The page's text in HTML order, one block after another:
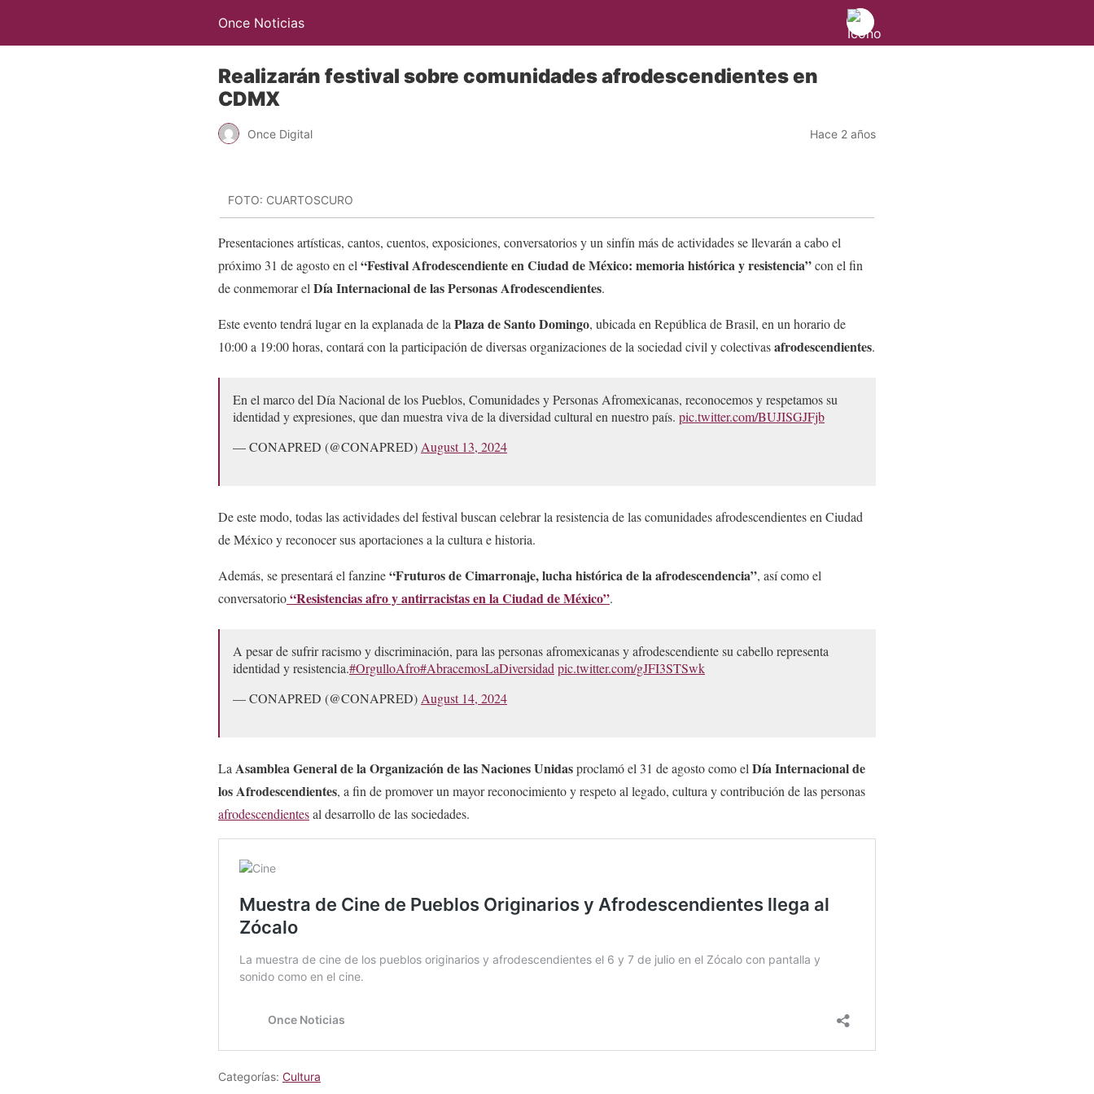
Once Noticias
Realizarán festival sobre comunidades afrodescendientes en
CDMX
Once Digital Hace 2 años
FOTO: CUARTOSCURO
Presentaciones artísticas, cantos, cuentos, exposiciones, conversatorios y un sinfín más de actividades se llevarán a cabo el
próximo 31 de agosto en el “Festival Afrodescendiente en Ciudad de México: memoria histórica y resistencia”con el fin
de conmemorar el Día Internacional de las Personas Afrodescendientes.
Este evento tendrá lugar en la explanada de la Plaza de Santo Domingo, ubicada en República de Brasil, en un horario de
10:00 a 19:00 horas, contará con la participación de diversas organizaciones de la sociedad civil y colectivasafrodescendientes.
En el marco del Día Nacional de los Pueblos, Comunidades y Personas Afromexicanas, reconocemos y respetamos su
identidad y expresiones, que dan muestra viva de la diversidad cultural en nuestro país. pic.twitter.com/BUJISGJFjb
— CONAPRED (@CONAPRED) August 13, 2024
De este modo, todas las actividades del festival buscan celebrar la resistencia de las comunidades afrodescendientes en Ciudad
de México y reconocer sus aportaciones a la cultura e historia.
Además, se presentará el fanzine“Fruturos de Cimarronaje, lucha histórica de la afrodescendencia”, así como el
conversatorio“Resistencias afro y antirracistas en la Ciudad de México”.
A pesar de sufrir racismo y discriminación, para las personas afromexicanas y afrodescendiente su cabello representa
identidad y resistencia.#OrgulloAfro#AbracemosLaDiversidad pic.twitter.com/gJFI3STSwk
— CONAPRED (@CONAPRED) August 14, 2024
La Asamblea General de la Organización de las Naciones Unidasproclamó el 31 de agosto como el Día Internacional de
los Afrodescendientes, a fin de promover un mayor reconocimiento y respeto al legado, cultura y contribución de las personas
afrodescendientesal desarrollo de las sociedades.
Categorías: Cultura